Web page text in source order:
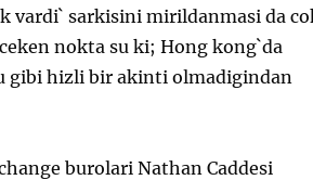
vardi` sarkisini mirildanmasi da
nokta su ki; Hong kong`da
gibi hizli bir akinti olmadigindan
burolari Nathan Caddesi